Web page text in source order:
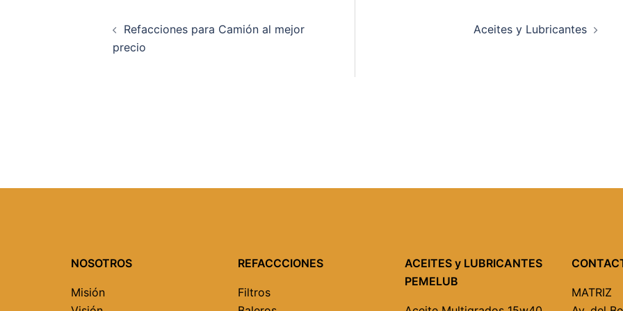
Refacciones para Camión al mejor
precio
Aceites y Lubricantes
NOSOTROS
Misión
REFACCCIONES
Filtros
ACEITES y LUBRICANTES
PEMELUB
MATRIZ